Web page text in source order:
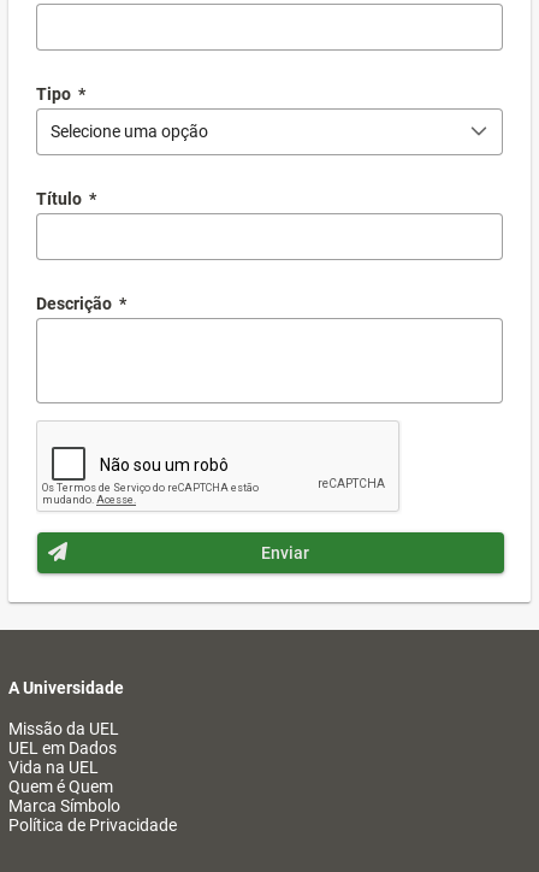
Tipo *
Selecione uma opção
Título *
Descrição *
Enviar
A Universidade
Missão da UEL
UEL em Dados
Vida na UEL
Quem é Quem
Marca Símbolo
Política de Privacidade